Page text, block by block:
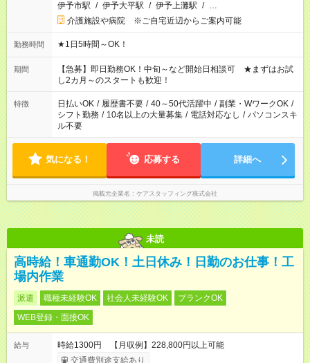
伊予市駅 / 伊予大平駅 / 伊予上灘駅 / …
介護施設や病院 ※ご自宅近辺からご案内可能
勤務時間 ★1日5時間～OK！
期間
【急募】即日勤務OK！中旬～など開始日相談可 ★まずはお試
し2カ月～のスタートも歓迎！
特徴 日払いOK / 履歴書不要 / 40～50代活躍中 / 副業・WワークOK /
シフト勤務 / 10名以上の大量募集 / 電話対応なし / パソコンスキ
ル不要
気になる！ 応募する 詳細へ
掲載元企業名 ケアスタッフィング株式会社
未読
高時給！車通勤OK！土日休み！日勤のお仕事！工
場内作業
派遣 職種未経験OK 社会人未経験OK
ブランクOK
WEB登録・面接OK
給与
時給1300円 【月収例】228,800円以上可能
交通費別途支給あり